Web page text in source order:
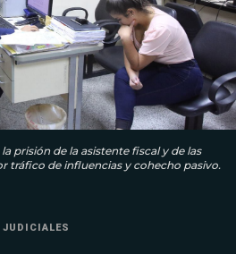
prisión de la asistente fiscal y de las
tráfico de influencias y cohecho pasivo.
JUDICIALES